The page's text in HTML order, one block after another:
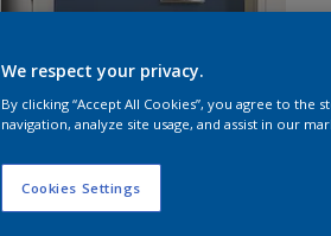
We respect your privacy.
By clicking “Accept All Cookies”, you agree to
navigation, analyze site usage, and assist in our
Cookies Settings